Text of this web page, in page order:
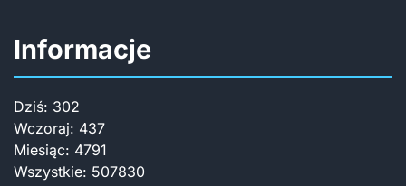
Informacje
Dziś: 302
Wczoraj: 437
Miesiąc: 4791
Wszystkie: 507830